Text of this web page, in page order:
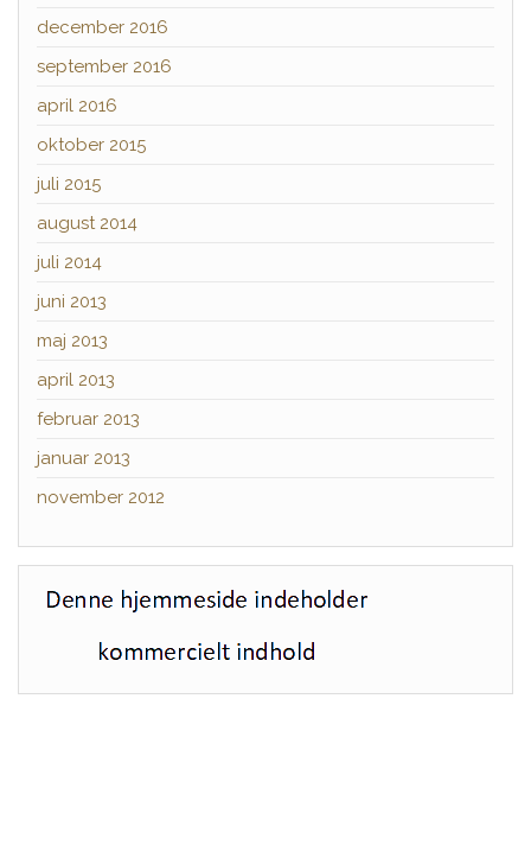
december 2016
september 2016
april 2016
oktober 2015
juli 2015
august 2014
juli 2014
juni 2013
maj 2013
april 2013
februar 2013
januar 2013
november 2012